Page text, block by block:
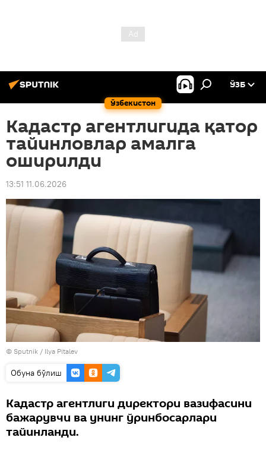
Ўзбекистон
ЎЗБ
Кадастр агентлигида қатор
тайинловлар амалга
оширилди
13:51 11.06.2026
© Sputnik / Ilya Pitalev
Oбуна бўлиш
Кадастр агентлиги директори вазифасини
бажарувчи ва унинг ўринбосарлари
тайинланди.